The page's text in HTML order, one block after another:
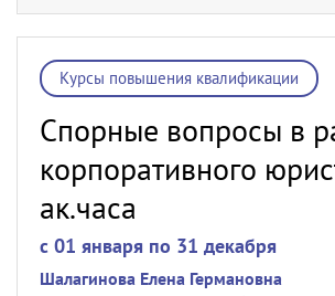
Курсы повышения квалификации
Спорные вопросы в
корпоративного
ак.часа
c 01 января по 31 декабря
Шалагинова Елена Германовна